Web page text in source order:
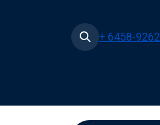
+ 6458-9262